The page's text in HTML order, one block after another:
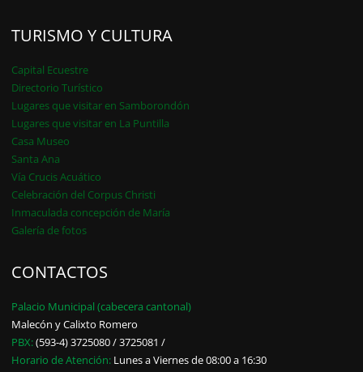
TURISMO Y CULTURA
Capital Ecuestre
Directorio Turístico
Lugares que visitar en Samborondón
Lugares que visitar en La Puntilla
Casa Museo
Santa Ana
Vía Crucis Acuático
Celebración del Corpus Christi
Inmaculada concepción de María
Galería de fotos
CONTACTOS
Palacio Municipal (cabecera cantonal)
Malecón y Calixto Romero
PBX:(593-4) 3725080 / 3725081 /
Horario de Atención: Lunes a Viernes de 08:00 a 16:30